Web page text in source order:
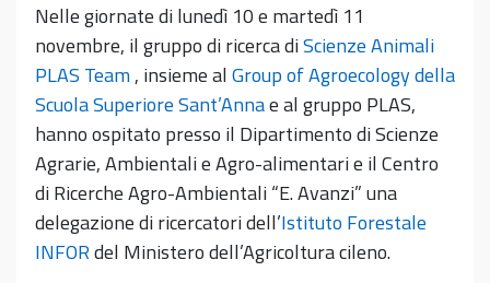
Nelle giornate di lunedì 10 e martedì 11
novembre, il gruppo di ricerca diScienze Animali
PLAS Team, insieme alGroup of Agroecology della
Scuola Superiore Sant’Annae al gruppo PLAS,
hanno ospitato presso il Dipartimento di Scienze
Agrarie, Ambientali e Agro-alimentari e il Centro
di Ricerche Agro-Ambientali “E. Avanzi” una
delegazione di ricercatori dell’Istituto Forestale
INFORdel Ministero dell’Agricoltura cileno.